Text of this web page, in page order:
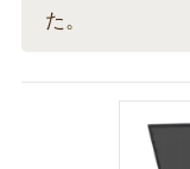
た。